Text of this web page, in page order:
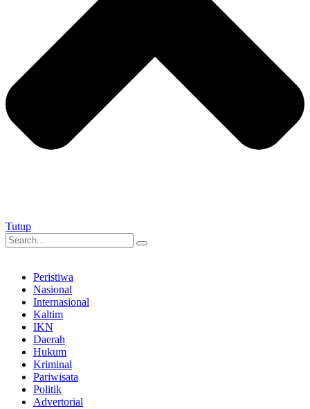
Tutup
Peristiwa
Nasional
Internasional
Kaltim
IKN
Daerah
Hukum
Kriminal
Pariwisata
Politik
Advertorial